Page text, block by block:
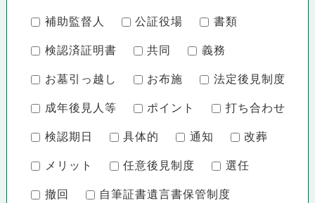
補助監督人 公証役場 書類
検認済証明書 共同 義務
お墓引っ越し お布施 法定後見制度
成年後見人等 ポイント 打ち合わせ
検認期日 具体的 通知 改葬
メリット 任意後見制度 選任
撤回 自筆証書遺言書保管制度